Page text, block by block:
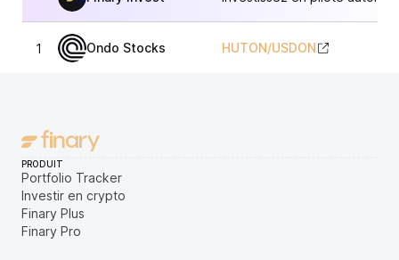
1 Ondo Stocks HUTON/USDON
PRODUIT
Portfolio Tracker
Investir en crypto
Finary Plus
Finary Pro